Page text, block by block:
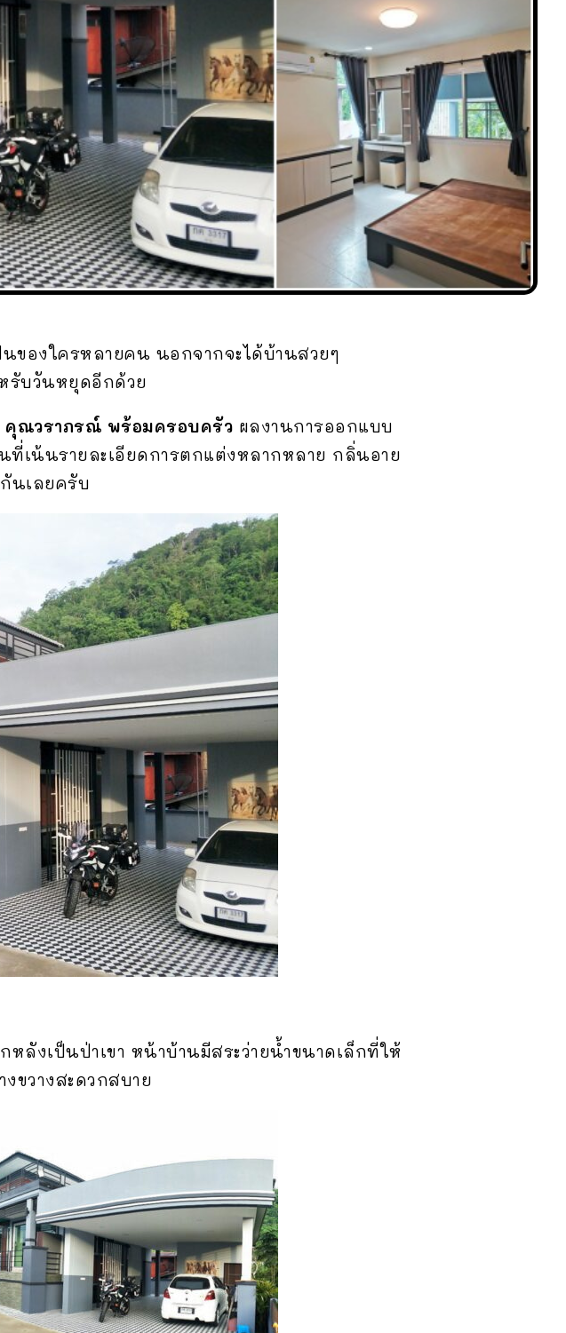
ของใครหลายคน นอกจากจะได้บ้านสวยๆ
รับวันหยุดอีกด้วย
คุณวราภรณ์ พร้อมครอบครัว ผลงานการออกแบบ
ที่เน้นรายละเอียดการตกแต่งหลากหลาย กลิ่นอาย
นเลยครับ
งเป็นป่าเขา หน้าบ้านมีสระว่ายน้ำขนาดเล็กที่ให้
ขวางสะดวกสบาย